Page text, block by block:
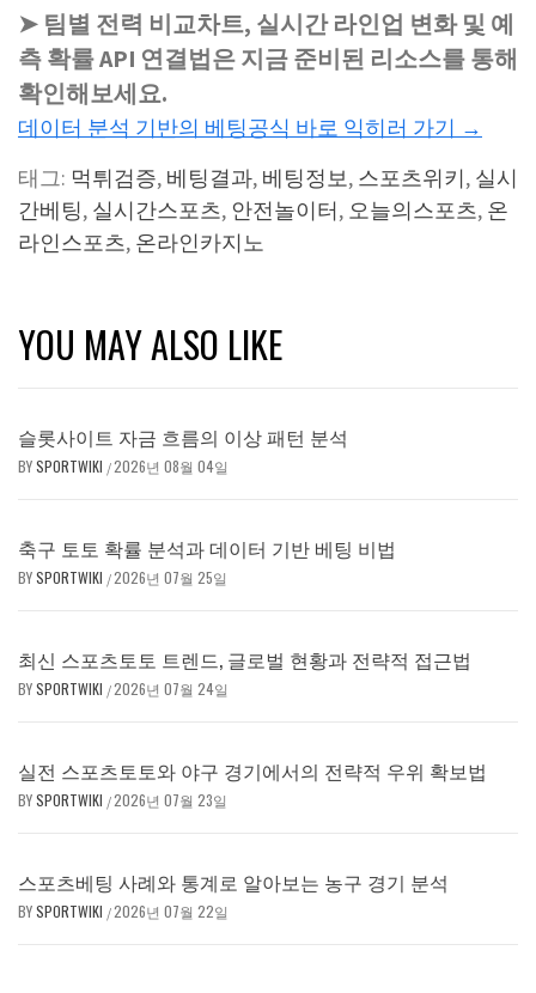
➤ 팀별 전력 비교차트, 실시간 라인업 변화 및 예
측 확률 API 연결법은 지금 준비된 리소스를 통해
확인해보세요.
데이터 분석 기반의 베팅공식 바로 익히러 가기 →
태그: 먹튀검증, 베팅결과, 베팅정보, 스포츠위키, 실시
간베팅, 실시간스포츠, 안전놀이터, 오늘의스포츠, 온
라인스포츠, 온라인카지노
YOU MAY ALSO LIKE
슬롯사이트 자금 흐름의 이상 패턴 분석
BYSPORTWIKI /2026년 08월 04일
축구 토토 확률 분석과 데이터 기반 베팅 비법
BYSPORTWIKI /2026년 07월 25일
최신 스포츠토토 트렌드, 글로벌 현황과 전략적 접근법
BYSPORTWIKI /2026년 07월 24일
실전 스포츠토토와 야구 경기에서의 전략적 우위 확보법
BYSPORTWIKI /2026년 07월 23일
스포츠베팅 사례와 통계로 알아보는 농구 경기 분석
BYSPORTWIKI /2026년 07월 22일